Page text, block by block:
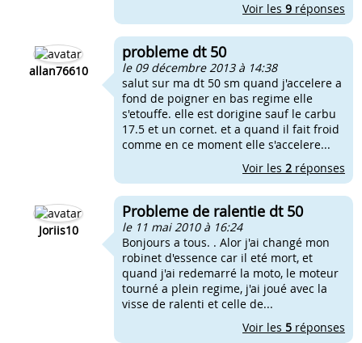
Voir les 9 réponses
allan76610
probleme dt 50
le 09 décembre 2013 à 14:38
salut sur ma dt 50 sm quand j'accelere a
fond de poigner en bas regime elle
s'etouffe. elle est dorigine sauf le carbu
17.5 et un cornet. et a quand il fait froid
comme en ce moment elle s'accelere...
Voir les 2 réponses
Joriis10
Probleme de ralentie dt 50
le 11 mai 2010 à 16:24
Bonjours a tous. . Alor j'ai changé mon
robinet d'essence car il eté mort, et
quand j'ai redemarré la moto, le moteur
tourné a plein regime, j'ai joué avec la
visse de ralenti et celle de...
Voir les 5 réponses